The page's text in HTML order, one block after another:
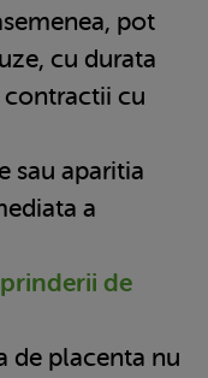
pot
cu durata
contractii cu
sau aparitia
a
de
de placenta nu